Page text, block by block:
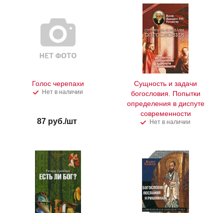
Голос черепахи
Нет в наличии
87 руб./шт
Сущность и задачи
богословия. Попытки
определения в диспуте
современности
Нет в наличии